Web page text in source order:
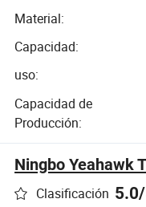
Material:
Capacidad:
uso:
Capacidad de
Producción:
Ningbo Yeahawk
Clasificación 5.0